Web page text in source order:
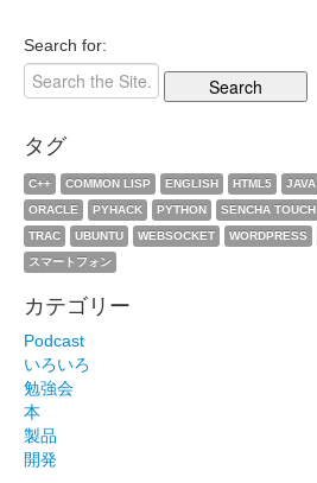
Search for:
タグ
C++ COMMON LISP ENGLISH HTML5 JAVA
ORACLE
PYHACK PYTHON SENCHA TOUCH
TRAC
UBUNTU WEBSOCKET WORDPRESS
スマートフォン
カテゴリー
Podcast
いろいろ
勉強会
本
製品
開発